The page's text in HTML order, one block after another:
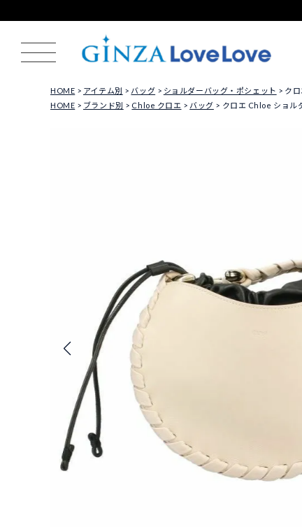
HOME アイテム別 バッグ ショルダーバッグ・ポシェット
ク
HOME
ブランド別 Chloe クロエ バッグ クロエ Chloe ショル